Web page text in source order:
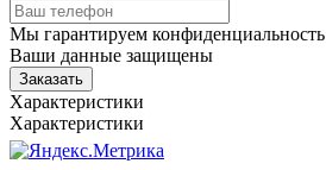
Мы гарантируем конфиденциальность
Ваши данные защищены
Заказать
Характеристики
Характеристики